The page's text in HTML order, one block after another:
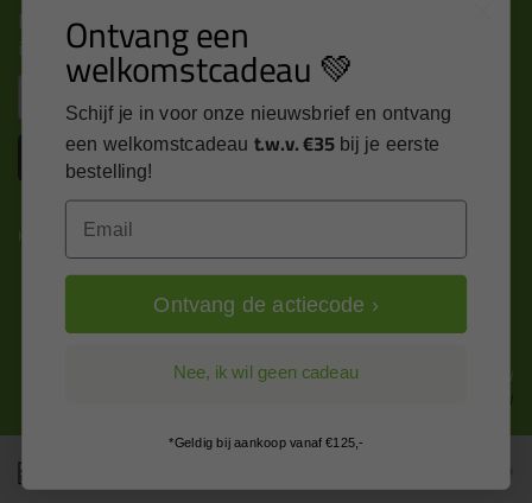
Nieuws, tips en exclusieve deals rechtstreeks in je
inbox
Inschrijven
Kitcentrum is trots op:
Alle prijzen zijn in EURO en excl. 21% BTW
wijzig naar incl. BTW
Ontvang een
welkomstcadeau 💚
Schijf je in voor onze nieuwsbrief en ontvang
een welkomstcadeau t.w.v. €35 bij je eerste
bestelling!
Email
Ontvang de actiecode ›
Nee, ik wil geen cadeau
*Geldig bij aankoop vanaf €125,-